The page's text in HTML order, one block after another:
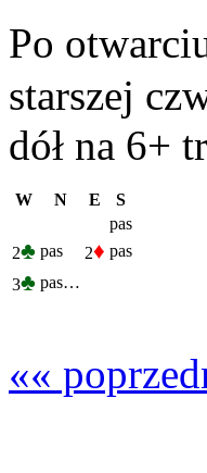
Po
starszej
dół na 6+
W N E
S
pas
2♣ pas 2♦ pas
3♣ pas…
««